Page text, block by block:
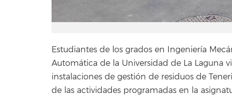
Estudiantes de los grados en Ingeniería
Automática de la Universidad de La Laguna
instalaciones de gestión de residuos de
de las actividades programadas en la